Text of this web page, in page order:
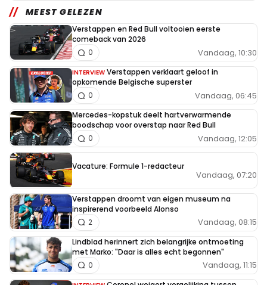
MEEST GELEZEN
Verstappen en Red Bull voltooien eerste
comeback van 2026
Vandaag, 10:30
0
INTERVIEW Verstappen verklaart geloof in
opkomende Belgische superster
Vandaag, 06:45
0
Mercedes-kopstuk deelt hartverwarmende
boodschap voor overstap naar Red Bull
Vandaag, 12:05
0
Vacature: Formule 1-redacteur
Vandaag, 07:20
Verstappen droomt van eigen museum na
inspirerend voorbeeld Alonso
Vandaag, 08:15
2
Lindblad herinnert zich belangrijke ontmoeting
met Marko: "Daar is alles echt begonnen"
Vandaag, 11:15
0